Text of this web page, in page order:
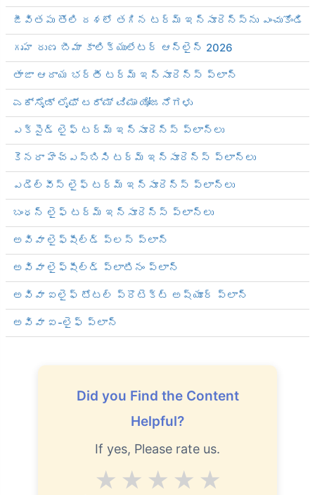
జీవితపు తొలి దశలో తగిన టర్మ్ ఇన్సూరెన్స్‌ను ఎంచుకోండి
గృహ రుణ బీమా కాలిక్యులేటర్ ఆన్‌లైన్ 2026
తాజా ఆదాయ భర్తీ టర్మ్ ఇన్సూరెన్స్ ప్లాన్
ಎಕ್ಸೈಡ್ ಲೈಫ್ ಟರ್ಮ್ ವಿಮಾ ಯೋಜನೆಗಳು
ఎక్సైడ్ లైఫ్ టర్మ్ ఇన్సూరెన్స్ ప్లాన్‌లు
కెనరా హెచ్‌ఎస్‌బిసి టర్మ్ ఇన్సూరెన్స్ ప్లాన్‌లు
ఎడెల్వీస్ లైఫ్ టర్మ్ ఇన్సూరెన్స్ ప్లాన్‌లు
బంధన్ లైఫ్ టర్మ్ ఇన్సూరెన్స్ ప్లాన్‌లు
అవివా లైఫ్‌షీల్డ్ ప్లస్ ప్లాన్
అవివా లైఫ్‌షీల్డ్ ప్లాటినం ప్లాన్
అవివా ఐలైఫ్ టోటల్ ప్రొటెక్ట్ అష్యూర్ ప్లాన్
అవివా ఐ-లైఫ్ ప్లాన్
Did you Find the Content
Helpful?
If yes, Please rate us.
Excellent
V.Good
Good
Average